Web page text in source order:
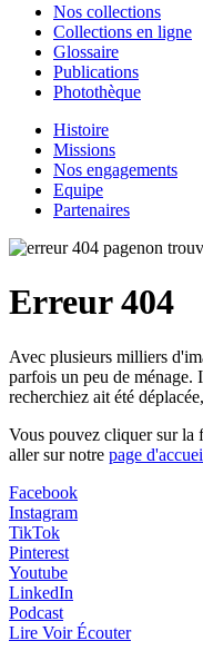
Nos collections
Collections en ligne
Glossaire
Publications
Photothèque
Histoire
Missions
Nos engagements
Equipe
Partenaires
Erreur 404
Avec plusieurs milliers
parfois un peu de ménage.
recherchiez ait été
Vous pouvez cliquer sur
aller sur notre page
Facebook
Instagram
TikTok
Pinterest
Youtube
LinkedIn
Podcast
Lire Voir Écouter